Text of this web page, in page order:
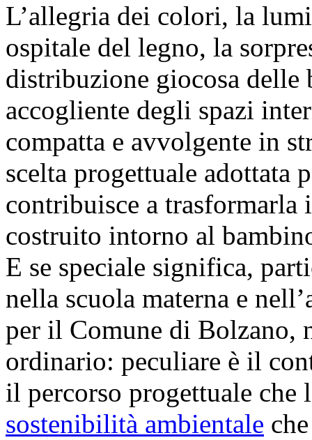
L’allegria dei colori, la
ospitale del legno, la
distribuzione giocosa delle
accogliente degli spazi
compatta e avvolgente in
scelta progettuale adottata
contribuisce a
costruito intorno al
E se speciale significa,
nella scuola materna e
per il Comune di Bolzano,
ordinario: peculiare è il
il percorso progettuale che
sostenibilità ambientale